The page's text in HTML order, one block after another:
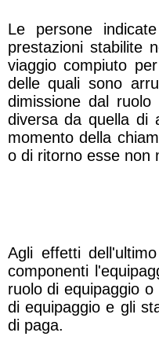
Le persone
prestazioni stabilite
viaggio compiuto
delle quali sono
dimissione dal
diversa da quella di
momento della
o di ritorno esse non
Agli effetti
componenti
ruolo di equipaggio
di equipaggio e gli
di paga.